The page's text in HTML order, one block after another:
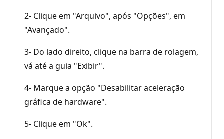
2- Clique em "Arquivo", após "Opções", em
"Avançado".
3- Do lado direito, clique na barra de rolagem,
vá até a guia "Exibir".
4- Marque a opção "Desabilitar aceleração
gráfica de hardware".
5- Clique em "Ok".